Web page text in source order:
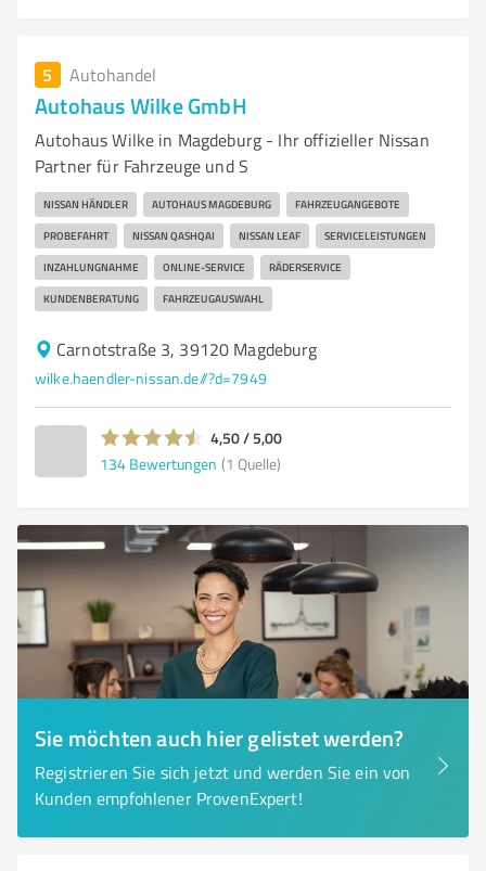
5 Autohandel
Autohaus Wilke GmbH
Autohaus Wilke in Magdeburg - Ihr offizieller Nissan
Partner für Fahrzeuge und S
NISSAN HÄNDLER AUTOHAUS MAGDEBURG FAHRZEUGANGEBOTE
PROBEFAHRT NISSAN QASHQAI NISSAN LEAF SERVICELEISTUNGEN
INZAHLUNGNAHME ONLINE-SERVICE RÄDERSERVICE
KUNDENBERATUNG FAHRZEUGAUSWAHL
Carnotstraße 3, 39120 Magdeburg
wilke.haendler-nissan.de//?d=7949
4,50 / 5,00
134 Bewertungen (1 Quelle)
Sie möchten auch hier gelistet werden?
Registrieren Sie sich jetzt und werden Sie ein von
Kunden empfohlener ProvenExpert!